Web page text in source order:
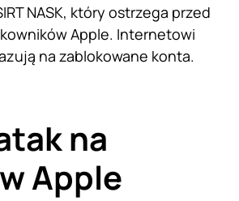
NASK, który ostrzega przed
Apple. Internetowi
na zablokowane konta.
na
Apple